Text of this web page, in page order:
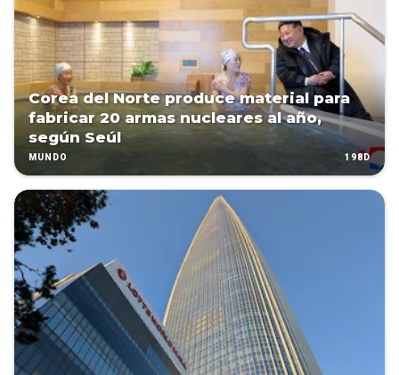
Corea del Norte produce material para
fabricar 20 armas nucleares al año,
según Seúl
MUNDO 198D